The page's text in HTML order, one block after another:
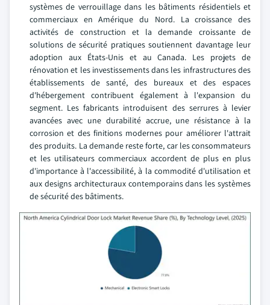
systèmes de verrouillage dans les bâtiments résidentiels et
commerciaux en Amérique du Nord. La croissance des
activités de construction et la demande croissante de
solutions de sécurité pratiques soutiennent davantage leur
adoption aux États-Unis et au Canada. Les projets de
rénovation et les investissements dans les infrastructures des
établissements de santé, des bureaux et des espaces
d'hébergement contribuent également à l'expansion du
segment. Les fabricants introduisent des serrures à levier
avancées avec une durabilité accrue, une résistance à la
corrosion et des finitions modernes pour améliorer l'attrait
des produits. La demande reste forte, car les consommateurs
et les utilisateurs commerciaux accordent de plus en plus
d'importance à l'accessibilité, à la commodité d'utilisation et
aux designs architecturaux contemporains dans les systèmes
de sécurité des bâtiments.